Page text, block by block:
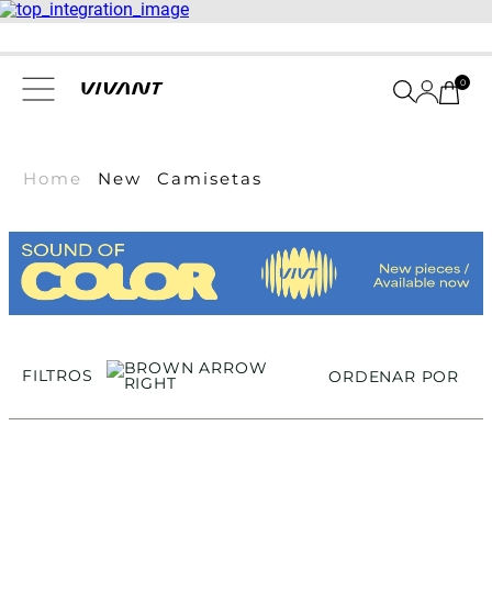
0
Home New Camisetas
FILTROS ORDENAR POR